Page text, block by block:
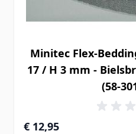
Minitec Flex-
17 / H 3 mm -
(58-
€ 12,95